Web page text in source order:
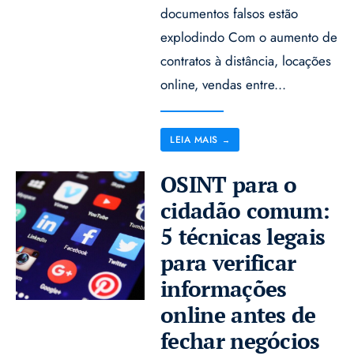
documentos falsos estão
explodindo Com o aumento de
contratos à distância, locações
online, vendas entre...
LEIA MAIS →
OSINT para o
cidadão comum:
5 técnicas legais
para verificar
informações
online antes de
fechar negócios